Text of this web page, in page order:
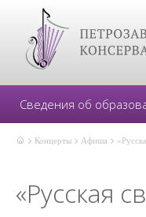
Сведения об
Концерты Афиша
«Русская